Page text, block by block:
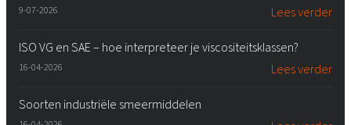
9-07-2026 Lees verder
ISO VG en SAE – hoe interpreteer je viscositeitsklassen?
16-04-2026 Lees verder
Soorten industriële smeermiddelen